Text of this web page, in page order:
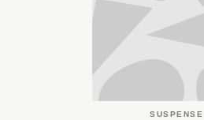
SUSPENSE